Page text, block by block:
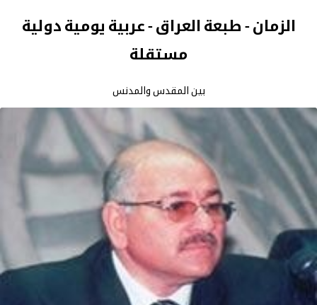
الزمان - طبعة العراق - عربية يومية دولية
مستقلة
بين المقدس والمدنس